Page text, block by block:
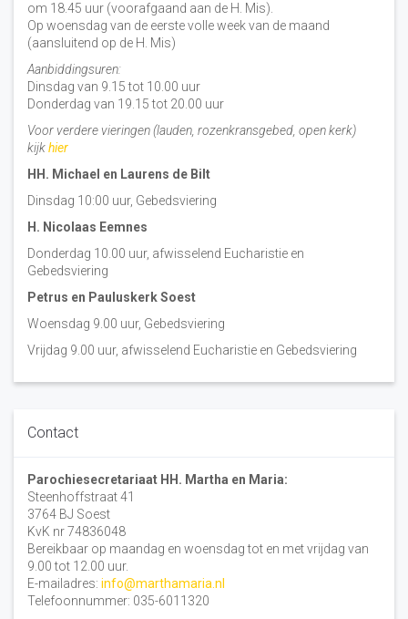
om 18.45 uur (voorafgaand aan de H. Mis).
Op woensdag van de eerste volle week van de maand
(aansluitend op de H. Mis)
Aanbiddingsuren:
Dinsdag van 9.15 tot 10.00 uur
Donderdag van 19.15 tot 20.00 uur
Voor verdere vieringen (lauden, rozenkransgebed, open kerk)
kijkhier
HH. Michael en Laurens de Bilt
Dinsdag 10:00 uur, Gebedsviering
H. Nicolaas Eemnes
Donderdag 10.00 uur, afwisselend Eucharistie en
Gebedsviering
Petrus en Pauluskerk Soest
Woensdag 9.00 uur, Gebedsviering
Vrijdag 9.00 uur, afwisselend Eucharistie en Gebedsviering
Contact
Parochiesecretariaat HH. Martha en Maria:
Steenhoffstraat 41
3764 BJ Soest
KvK nr 74836048
Bereikbaar op maandag en woensdag tot en met vrijdag van
9.00 tot 12.00 uur.
E-mailadres: info@marthamaria.nl
Telefoonnummer: 035-6011320